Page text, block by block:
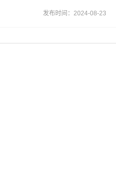
发布时间：2024-08-23